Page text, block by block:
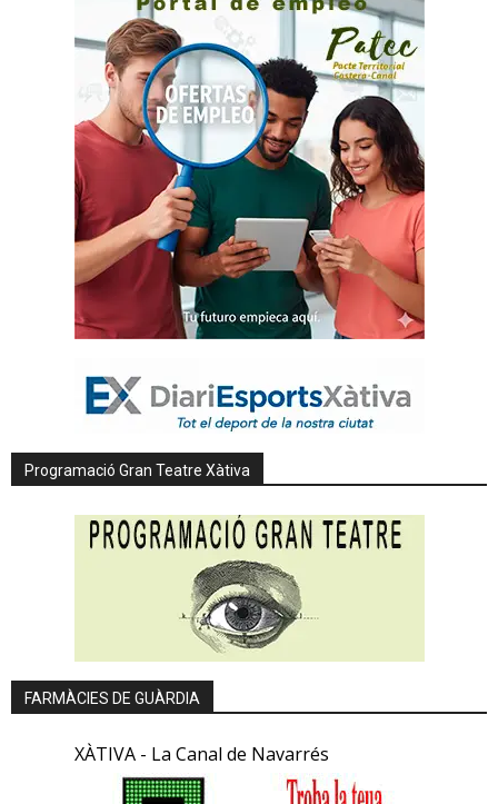
Programació Gran Teatre Xàtiva
FARMÀCIES DE GUÀRDIA
XÀTIVA - La Canal de Navarrés